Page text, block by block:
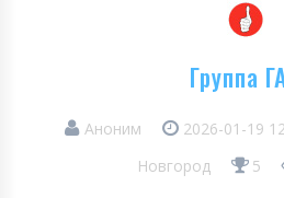
Группа
Аноним 2026-01-19
Новгород
5